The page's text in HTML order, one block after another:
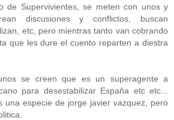
de Supervivientes, se meten con unos y
discusiones y conflictos, buscan
etc, pero mientras tanto van cobrando
que les dure el cuento reparten a diestra
se creen que es un superagente a
para desestabilizar España etc etc...
una especie de jorge javier vazquez, pero